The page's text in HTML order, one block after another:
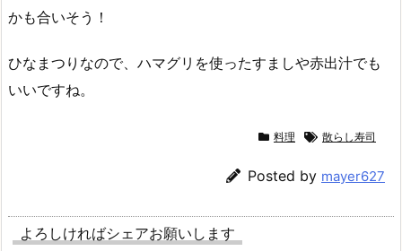
かも合いそう！
ひなまつりなので、ハマグリを使ったすましや赤出汁でも
いいですね。
料理 散らし寿司
Posted by mayer627
よろしければシェアお願いします